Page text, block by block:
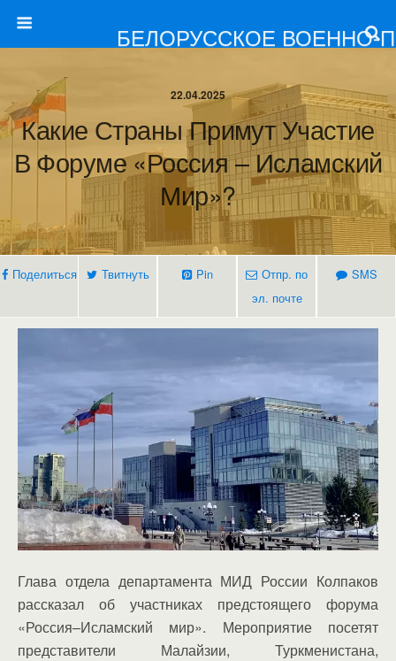
БЕЛОРУССКОЕ ВОЕННО-
22.04.2025
Какие Страны Примут Участие
В Форуме «Россия – Исламский
Мир»?
Поделиться Твитнуть Pin
Отпр. по
эл. почте
SMS
Глава отдела департамента МИД России Колпаков
рассказал об участниках предстоящего форума
«Россия–Исламский мир». Мероприятие посетят
представители Малайзии, Туркменистана,